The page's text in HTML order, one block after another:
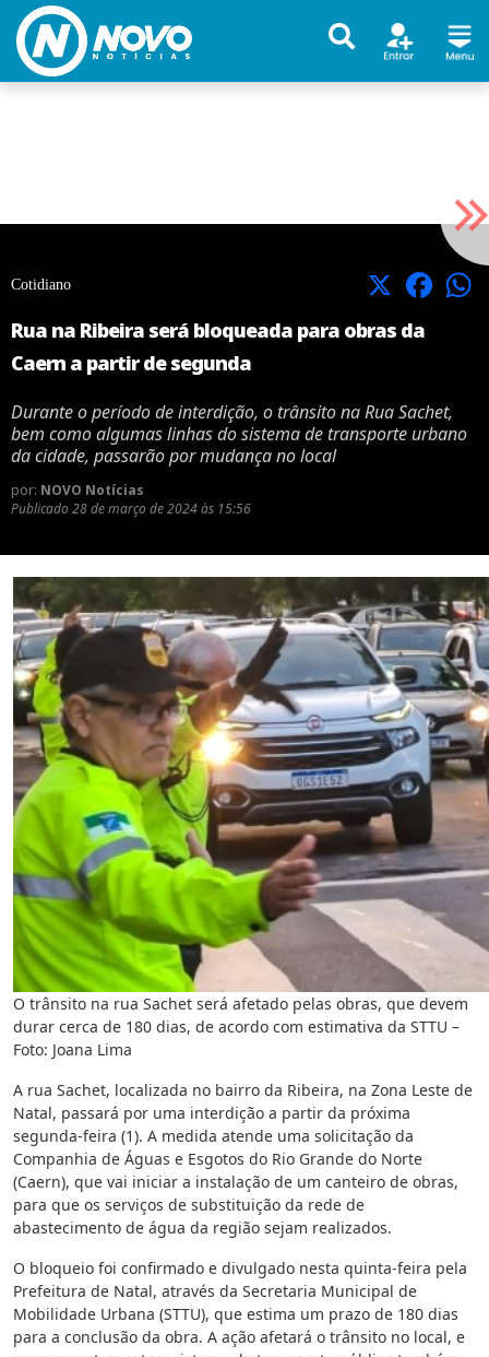
Cotidiano X Facebook
Rua na Ribeira será bloqueada para obras da
Caern a partir de segunda
Durante o período de interdição, o trânsito na Rua Sachet,
bem como algumas linhas do sistema de transporte urbano
da cidade, passarão por mudança no local
por: NOVO Notícias
Publicado 28 de março de 2024 às 15:56
O trânsito na rua Sachet será afetado pelas obras, que devem
durar cerca de 180 dias, de acordo com estimativa da STTU –
Foto: Joana Lima
A rua Sachet, localizada no bairro da Ribeira, na Zona Leste de
Natal, passará por uma interdição a partir da próxima
segunda-feira (1). A medida atende uma solicitação da
Companhia de Águas e Esgotos do Rio Grande do Norte
(Caern), que vai iniciar a instalação de um canteiro de obras,
para que os serviços de substituição da rede de
abastecimento de água da região sejam realizados.
O bloqueio foi confirmado e divulgado nesta quinta-feira pela
Prefeitura de Natal, através da Secretaria Municipal de
Mobilidade Urbana (STTU), que estima um prazo de 180 dias
para a conclusão da obra. A ação afetará o trânsito no local, e